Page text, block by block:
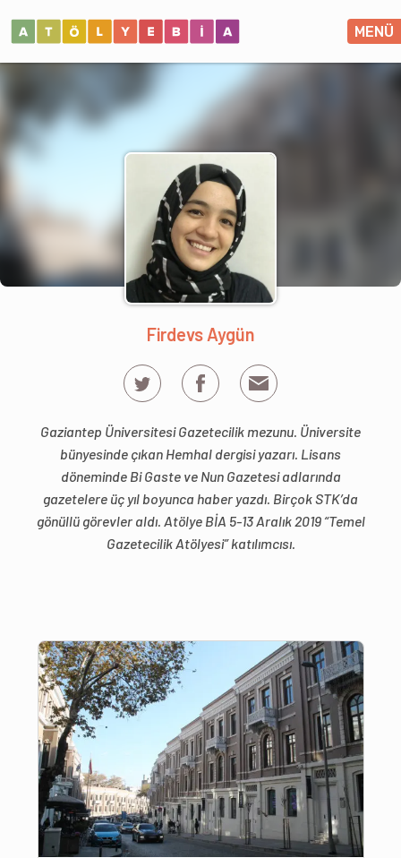
MENÜ
Firdevs Aygün
Gaziantep Üniversitesi Gazetecilik mezunu. Üniversite
bünyesinde çıkan Hemhal dergisi yazarı. Lisans
döneminde Bi Gaste ve Nun Gazetesi adlarında
gazetelere üç yıl boyunca haber yazdı. Birçok STK’da
gönüllü görevler aldı. Atölye BİA 5-13 Aralık 2019 “Temel
Gazetecilik Atölyesi” katılımcısı.